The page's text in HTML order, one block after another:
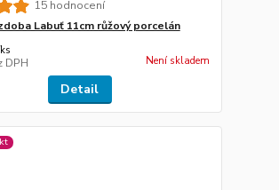
15 hodnocení
Labuť 11cm růžový porcelán
ks
DPH Není skladem
Detail